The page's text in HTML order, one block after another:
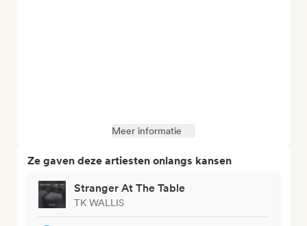
Meer informatie
Ze gaven deze artiesten onlangs kansen
Stranger At The Table
TK WALLIS